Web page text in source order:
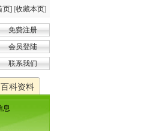
页] [收藏本页]
免费注册
会员登陆
联系我们
百科资料
息